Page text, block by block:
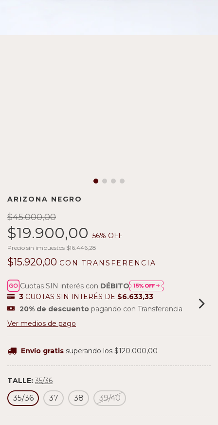
ARIZONA NEGRO
$45.000,00
$19.900,00 56% OFF
Precio sin impuestos $16.446,28
$15.920,00 CON TRANSFERENCIA
Cuotas SIN interés con DÉBITO
3 CUOTAS SIN INTERÉS DE $6.633,33
20% de descuento pagando con Transferencia
Ver medios de pago
Envío gratis superando los $120.000,00
TALLE: 35/36
35/36 37 38 39/40